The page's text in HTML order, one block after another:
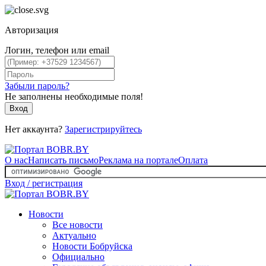
Авторизация
Логин, телефон или email
Забыли пароль?
Не заполнены необходимые поля!
Вход
Нет аккаунта? Зарегистрируйтесь
О насНаписать письмоРеклама на порталеОплата
Вход / регистрация
Новости
Все новости
Актуально
Новости Бобруйска
Официально